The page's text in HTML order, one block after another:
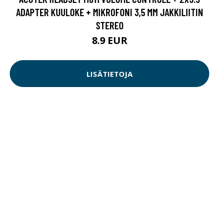
ADAPTER KUULOKE + MIKROFONI 3,5 MM JAKKILIITIN
STEREO
8.9 EUR
LISÄTIETOJA